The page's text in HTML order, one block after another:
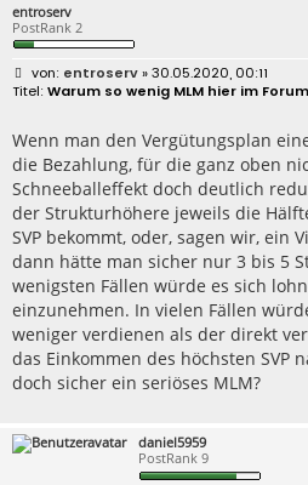
entroserv
PostRank 2
B
e
r
a
g
entroserv» 30.05.2020, 00:11
Warum so wenig MLM hier im
Wenn man den Vergütungsplan
die Bezahlung, für die ganz oben
Schneeballeffekt doch deutlich
der Strukturhöhere jeweils die
SVP bekommt, oder, sagen wir, ein
dann hätte man sicher nur 3 bis 5
wenigsten Fällen würde es sich
einzunehmen. In vielen Fällen
weniger verdienen als der direkt
das Einkommen des höchsten SVP
doch sicher ein seriöses MLM?
daniel5959
PostRank 9